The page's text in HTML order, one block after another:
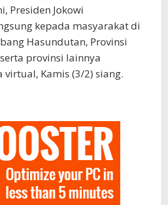
Presiden Jokowi
kepada masyarakat di
Hasundutan, Provinsi
provinsi lainnya
virtual, Kamis (3/2) siang.